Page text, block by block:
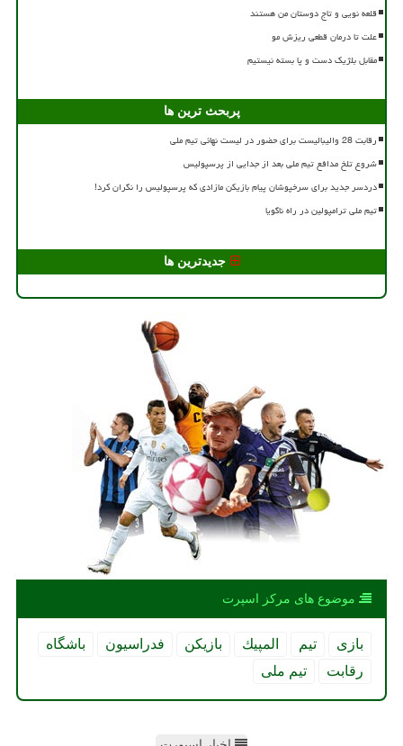
قلعه نویی و تاج دوستان من هستند
علت تا درمان قطعی ریزش مو
مقابل بلژیک دست و پا بسته نیستیم
پربحث ترین ها
رقابت 28 والیبالیست برای حضور در لیست نهائی تیم ملی
شروع تلخ مدافع تیم ملی بعد از جدایی از پرسپولیس
دردسر جدید برای سرخپوشان پیام بازیکن مازادی که پرسپولیس را نگران کرد!
تیم ملی ترامپولین در راه ناگویا
جدیدترین ها
موضوع های مركز اسپرت
بازی تیم المپیك بازیكن فدراسیون
باشگاه
رقابت
تیم ملی